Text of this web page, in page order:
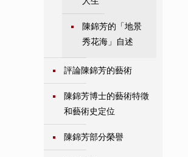
陳錦芳的「地景
秀花海」自述
評論陳錦芳的藝術
陳錦芳博士的藝術特徵
和藝術史定位
陳錦芳部分榮譽